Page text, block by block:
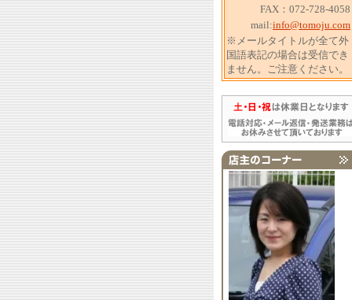
FAX：072-728-4058
mail:info@tomoju.com
※メールタイトルが全て外
国語表記の場合は受信でき
ません。ご注意ください。